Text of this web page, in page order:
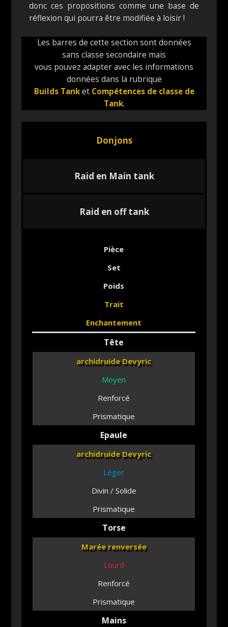
donc ces propositions comme une base de
réflexion qui pourra être modifiée à loisir !
Les barres de cette section sont données
sans classe secondaire mais
vous pouvez adapter avec les informations
données dans la rubrique
Builds Tanket Compétences de classe de
Tank.
Donjons
Raid en Main tank
Raid en off tank
Pièce
Set
Poids
Trait
Enchantement
Tête
archidruide Devyric
Moyen
Renforcé
Prismatique
Epaule
archidruide Devyric
Léger
Divin / Solide
Prismatique
Torse
Marée renversée
Lourd
Renforcé
Prismatique
Mains